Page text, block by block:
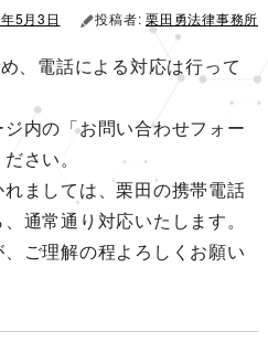
5月3日 投稿者:栗田勇法律事務所
、電話による対応は行って
内の「お問い合わせフォー
さい。
ましては、栗田の携帯電話
通常通り対応いたします。
ご理解の程よろしくお願い